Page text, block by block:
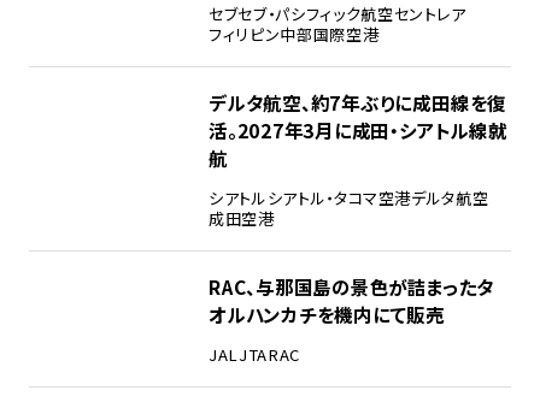
セブセブ・パシフィック航空セントレア
フィリピン中部国際空港
デルタ航空、約7年ぶりに成田線を復
活。2027年3月に成田・シアトル線就
航
シアトルシアトル・タコマ空港デルタ航空
成田空港
RAC、与那国島の景色が詰まったタ
オルハンカチを機内にて販売
JALJTARAC